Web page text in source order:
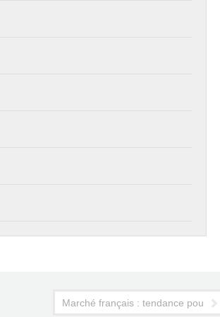
Marché français : tendance pour